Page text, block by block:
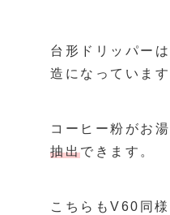
台形ドリッパー
造になっています
コーヒー粉がお
抽出できます。
こちらもV60同